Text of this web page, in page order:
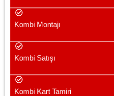
Kombi Montajı
Kombi Satışı
Kombi Kart Tamiri